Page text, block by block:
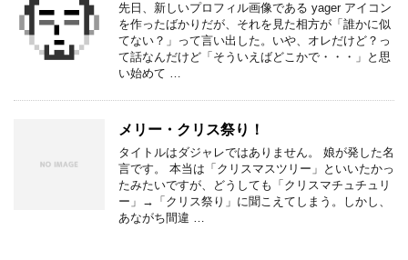
先日、新しいプロフィル画像である yager アイコン
を作ったばかりだが、それを見た相方が「誰かに似
てない？」って言い出した。いや、オレだけど？っ
て話なんだけど「そういえばどこかで・・・」と思
い始めて …
メリー・クリス祭り！
タイトルはダジャレではありません。 娘が発した名
言です。 本当は「クリスマスツリー」といいたかっ
たみたいですが、どうしても「クリスマチュチュリ
ー」→「クリス祭り」に聞こえてしまう。しかし、
あながち間違 …